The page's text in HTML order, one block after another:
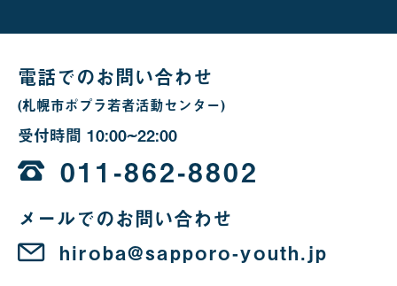
場
電話でのお問い合わせ
(札幌市ポプラ若者活動センター)
受付時間 10:00~22:00
時
か
ら
22
011-862-8802
メールでのお問い合わせ
hiroba@sapporo-youth.jp